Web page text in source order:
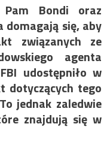
Pam Bondi oraz
domagają się, aby
związanych ze
agenta
udostępniło w
dotyczących tego
jednak zaledwie
znajdują się w